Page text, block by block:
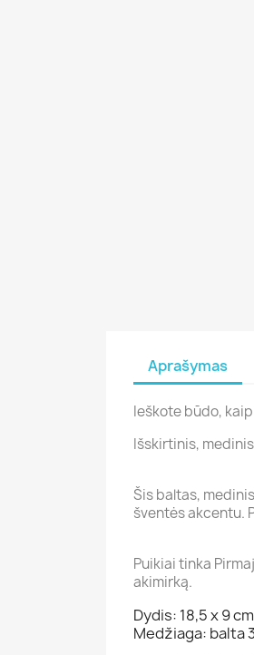
Aprašymas
Ieškote būdo,
Išskirtinis,
Šis baltas,
šventės akcentu.
Puikiai tinka
akimirką.
Dydis: 18,5 x 9 cm
Medžiaga: balta